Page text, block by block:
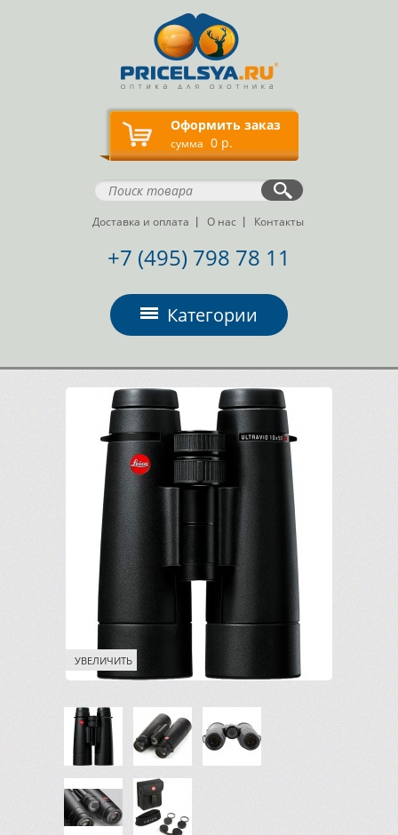
Оформить заказ
сумма 0 р.
Доставка и оплата О нас Контакты
+7 (495) 798 78 11
Категории
УВЕЛИЧИТЬ